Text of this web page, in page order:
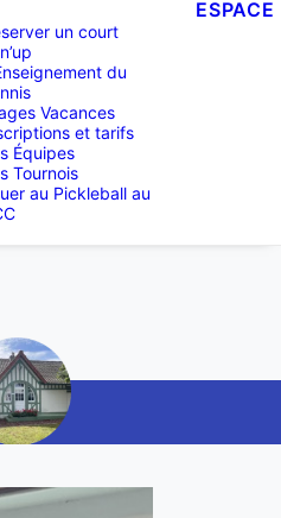
un court
du
Vacances
et tarifs
Équipes
Tournois
au Pickleball au